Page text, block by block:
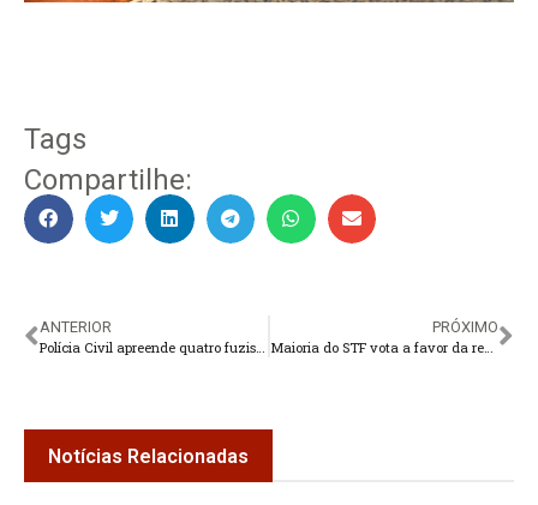
Tags
Compartilhe:
ANTERIOR
PRÓXIMO
Notícias Relacionadas